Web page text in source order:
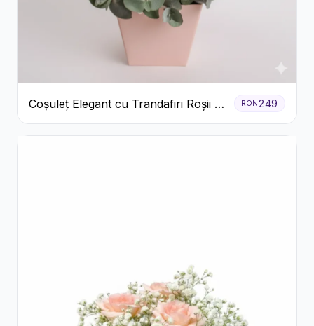
Coșuleț Elegant cu Trandafiri Roșii și
Lisianthus Alb
RON 249